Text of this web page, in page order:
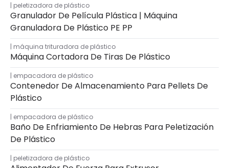
peletizadora de plástico
Granulador De Película Plástica | Máquina
Granuladora De Plástico PE PP
máquina trituradora de plástico
Máquina Cortadora De Tiras De Plástico
empacadora de plástico
Contenedor De Almacenamiento Para Pellets De
Plástico
empacadora de plástico
Baño De Enfriamiento De Hebras Para Peletización
De Plástico
peletizadora de plástico